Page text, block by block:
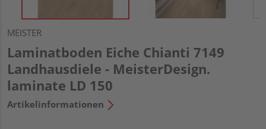
MEISTER
Laminatboden Eiche Chianti 7149
Landhausdiele - MeisterDesign.
laminate LD 150
Artikelinformationen